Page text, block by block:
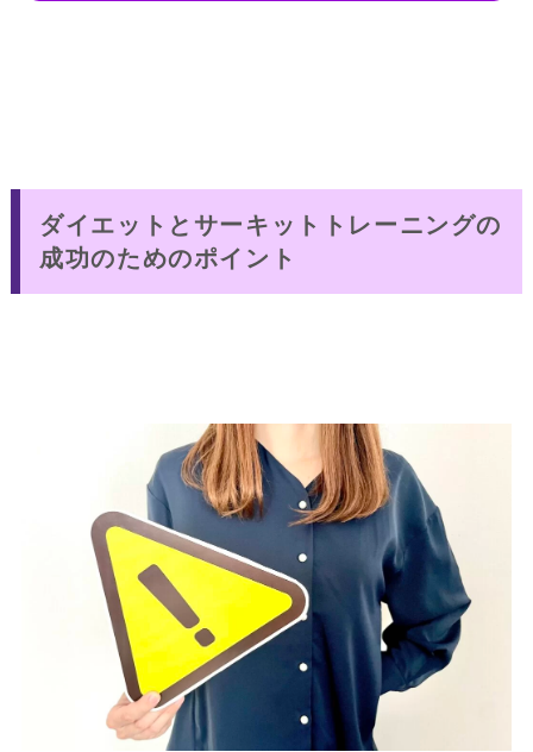
ダイエットとサーキットトレーニングの
成功のためのポイント